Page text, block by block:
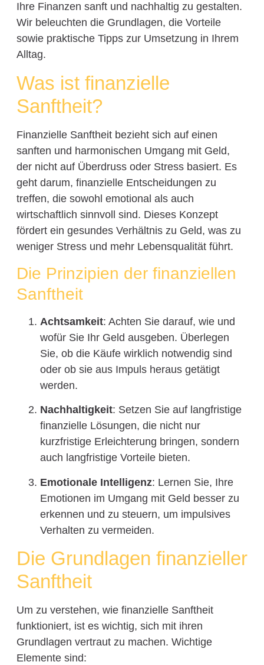
Ihre Finanzen sanft und nachhaltig zu gestalten.
Wir beleuchten die Grundlagen, die Vorteile
sowie praktische Tipps zur Umsetzung in Ihrem
Alltag.
Was ist finanzielle
Sanftheit?
Finanzielle Sanftheit bezieht sich auf einen
sanften und harmonischen Umgang mit Geld,
der nicht auf Überdruss oder Stress basiert. Es
geht darum, finanzielle Entscheidungen zu
treffen, die sowohl emotional als auch
wirtschaftlich sinnvoll sind. Dieses Konzept
fördert ein gesundes Verhältnis zu Geld, was zu
weniger Stress und mehr Lebensqualität führt.
Die Prinzipien der finanziellen
Sanftheit
Achtsamkeit: Achten Sie darauf, wie und
wofür Sie Ihr Geld ausgeben. Überlegen
Sie, ob die Käufe wirklich notwendig sind
oder ob sie aus Impuls heraus getätigt
werden.
Nachhaltigkeit: Setzen Sie auf langfristige
finanzielle Lösungen, die nicht nur
kurzfristige Erleichterung bringen, sondern
auch langfristige Vorteile bieten.
Emotionale Intelligenz: Lernen Sie, Ihre
Emotionen im Umgang mit Geld besser zu
erkennen und zu steuern, um impulsives
Verhalten zu vermeiden.
Die Grundlagen finanzieller
Sanftheit
Um zu verstehen, wie finanzielle Sanftheit
funktioniert, ist es wichtig, sich mit ihren
Grundlagen vertraut zu machen. Wichtige
Elemente sind: